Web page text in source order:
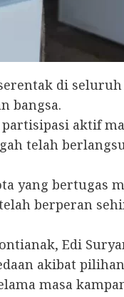
di
bangsa.
aktif
telah
yang bertugas
berperan
Edi
akibat
masa